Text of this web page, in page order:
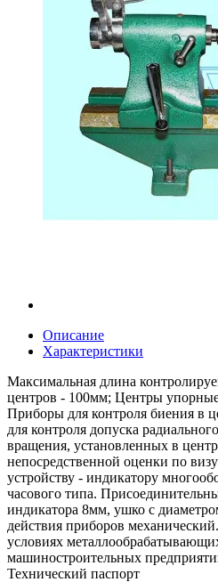
Описание
Характеристики
Максимальная длина
центров - 100мм; Центры
Приборы для контроля биения в
для контроля допуска
вращения, установленных в
непосредственной оценки по
устройству - индикатору
часового типа.
индикатора 8мм, ушко с
действия приборов
условиях
машиностроительных
Технический паспорт